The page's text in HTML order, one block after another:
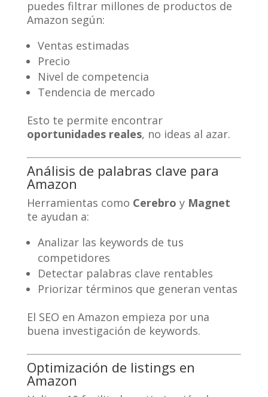
puedes filtrar millones de productos de
Amazon según:
Ventas estimadas
Precio
Nivel de competencia
Tendencia de mercado
Esto te permite encontrar
oportunidades reales, no ideas al azar.
Análisis de palabras clave para
Amazon
Herramientas como Cerebro y Magnet
te ayudan a:
Analizar las keywords de tus
competidores
Detectar palabras clave rentables
Priorizar términos que generan ventas
El SEO en Amazon empieza por una
buena investigación de keywords.
Optimización de listings en
Amazon